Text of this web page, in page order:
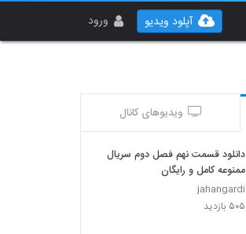
ورود آپلود ویدیو
ویدیوهای کانال
دانلود قسمت نهم فصل دوم سریال
ممنوعه کامل و رایگان
jahangardi
۵۰۵ بازدید